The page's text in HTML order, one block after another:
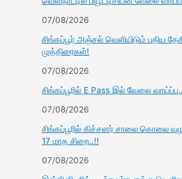
07/08/2026
சிங்கப்பூர் அஞ்சல் வெளியிடும் புதிய
முத்திரைகள்!
07/08/2026
சிங்கப்பூரில் E Pass இல் வேலை
07/08/2026
சிங்கப்பூரில் கிச்சனர் சாலை கொலை
17 மாத சிறை..!!
07/08/2026